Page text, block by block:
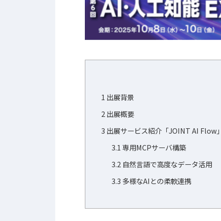
1 出展背景
2出展概要
3 出展サービス紹介「JOINT AI Flow
3.1専用MCPサーバ構築
3.2 自然言語で高度なデータ活用
3.3 多様なAIとの柔軟連携